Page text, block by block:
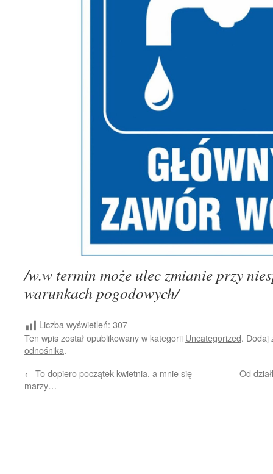
/w.w termin może ulec zmianie przy
warunkach pogodowych/
Liczba wyświetleń: 307
Ten wpis został opublikowany w kategorii Uncategorized. Dodaj
odnośnika.
← To dopiero początek kwietnia, a mnie się
marzy…
Od